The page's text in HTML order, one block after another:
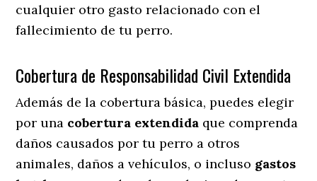
cualquier otro gasto relacionado con el
fallecimiento de tu perro.
Cobertura de Responsabilidad Civil Extendida
Además de la cobertura básica, puedes elegir
por una cobertura extendida que comprenda
daños causados por tu perro a otros
animales, daños a vehículos, o incluso gastos